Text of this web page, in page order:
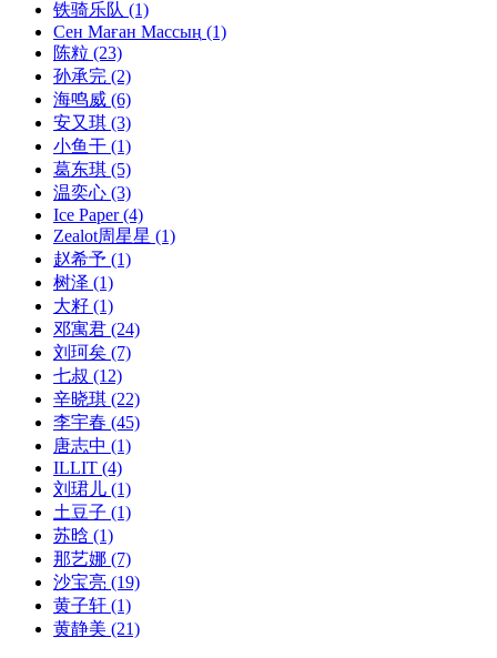
铁骑乐队 (1)
Сен Маған Массың (1)
陈粒 (23)
孙承完 (2)
海鸣威 (6)
安又琪 (3)
小鱼干 (1)
葛东琪 (5)
温奕心 (3)
Ice Paper(4)
Zealot周星星 (1)
赵希予 (1)
树泽 (1)
大籽 (1)
邓寓君 (24)
刘珂矣 (7)
七叔 (12)
辛晓琪 (22)
李宇春 (45)
唐志中 (1)
ILLIT (4)
刘珺儿 (1)
土豆子 (1)
苏晗 (1)
那艺娜 (7)
沙宝亮 (19)
黄子轩 (1)
黄静美 (21)